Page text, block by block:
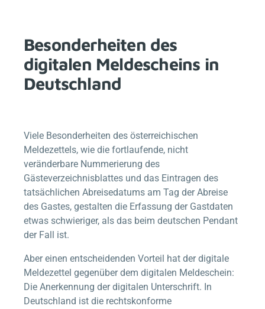
Besonderheiten des
digitalen Meldescheins in
Deutschland
Viele Besonderheiten des österreichischen
Meldezettels, wie die fortlaufende, nicht
veränderbare Nummerierung des
Gästeverzeichnisblattes und das Eintragen des
tatsächlichen Abreisedatums am Tag der Abreise
des Gastes, gestalten die Erfassung der Gastdaten
etwas schwieriger, als das beim deutschen Pendant
der Fall ist.
Aber einen entscheidenden Vorteil hat der digitale
Meldezettel gegenüber dem digitalen Meldeschein:
Die Anerkennung der digitalen Unterschrift. In
Deutschland ist die rechtskonforme